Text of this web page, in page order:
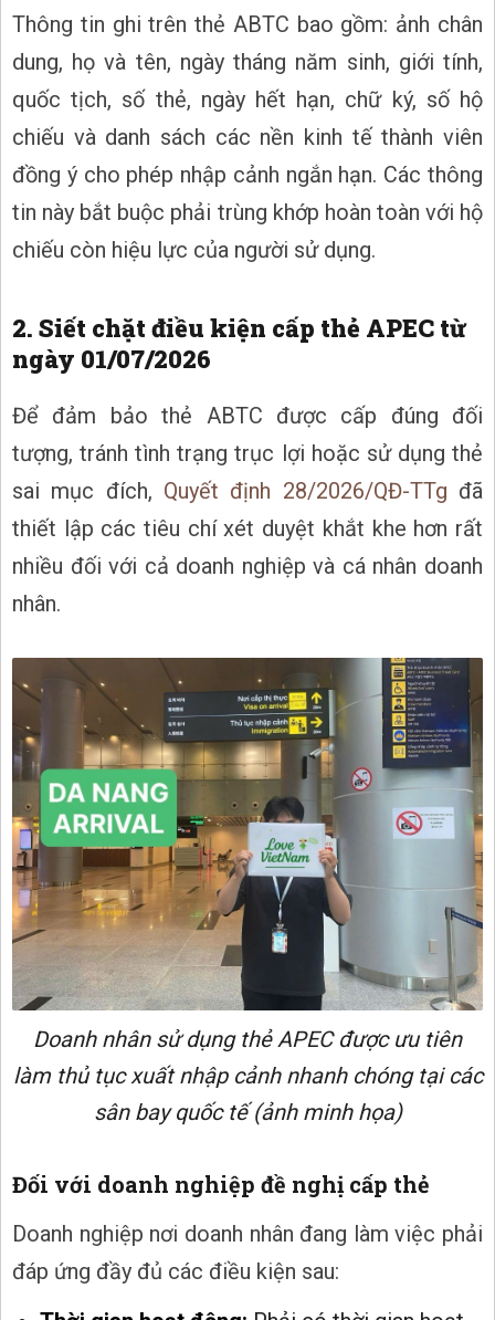
Thông tin ghi trên thẻ ABTC bao gồm: ảnh chân
dung, họ và tên, ngày tháng năm sinh, giới tính,
quốc tịch, số thẻ, ngày hết hạn, chữ ký, số hộ
chiếu và danh sách các nền kinh tế thành viên
đồng ý cho phép nhập cảnh ngắn hạn. Các thông
tin này bắt buộc phải trùng khớp hoàn toàn với hộ
chiếu còn hiệu lực của người sử dụng.
2. Siết chặt điều kiện cấp thẻ APEC từ
ngày 01/07/2026
Để đảm bảo thẻ ABTC được cấp đúng đối
tượng, tránh tình trạng trục lợi hoặc sử dụng thẻ
sai mục đích, Quyết định 28/2026/QĐ-TTg đã
thiết lập các tiêu chí xét duyệt khắt khe hơn rất
nhiều đối với cả doanh nghiệp và cá nhân doanh
nhân.
Doanh nhân sử dụng thẻ APEC được ưu tiên
làm thủ tục xuất nhập cảnh nhanh chóng tại các
sân bay quốc tế (ảnh minh họa)
Đối với doanh nghiệp đề nghị cấp thẻ
Doanh nghiệp nơi doanh nhân đang làm việc phải
đáp ứng đầy đủ các điều kiện sau: